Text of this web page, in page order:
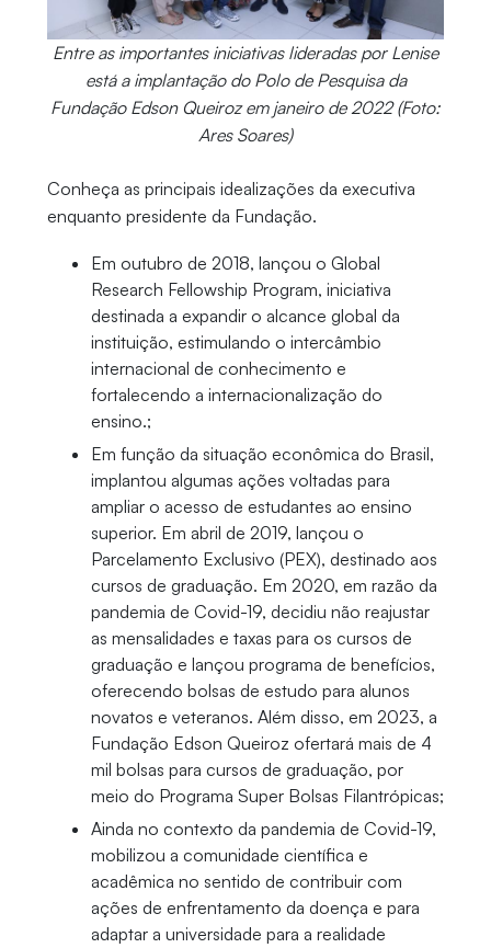
Entre as importantes iniciativas lideradas por Lenise
está a implantação do Polo de Pesquisa da
Fundação Edson Queiroz em janeiro de 2022 (Foto:
Ares Soares)
Conheça as principais idealizações da executiva
enquanto presidente da Fundação.
Em outubro de 2018, lançou o Global
Research Fellowship Program, iniciativa
destinada a expandir o alcance global da
instituição, estimulando o intercâmbio
internacional de conhecimento e
fortalecendo a internacionalização do
ensino.;
Em função da situação econômica do Brasil,
implantou algumas ações voltadas para
ampliar o acesso de estudantes ao ensino
superior. Em abril de 2019, lançou o
Parcelamento Exclusivo (PEX), destinado aos
cursos de graduação. Em 2020, em razão da
pandemia de Covid-19, decidiu não reajustar
as mensalidades e taxas para os cursos de
graduação e lançou programa de benefícios,
oferecendo bolsas de estudo para alunos
novatos e veteranos. Além disso, em 2023, a
Fundação Edson Queiroz ofertará mais de 4
mil bolsas para cursos de graduação, por
meio do Programa Super Bolsas Filantrópicas;
Ainda no contexto da pandemia de Covid-19,
mobilizou a comunidade científica e
acadêmica no sentido de contribuir com
ações de enfrentamento da doença e para
adaptar a universidade para a realidade